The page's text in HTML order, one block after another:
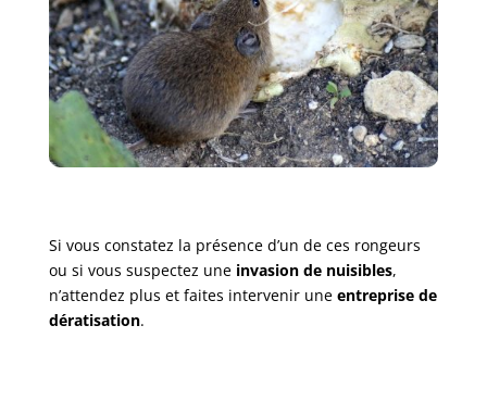
Si vous constatez la présence d’un de ces rongeurs
ou si vous suspectez une invasion de nuisibles,
n’attendez plus et faites intervenir une entreprise de
dératisation.